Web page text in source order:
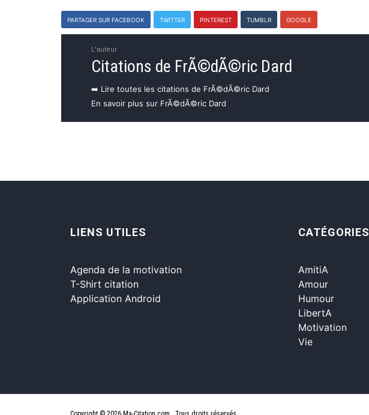
PARTAGER SUR FACEBOOK TWITTER PINTEREST TUMBLR GOOGLE
L'auteur
Citations de FrÃ©dÃ©ric Dard
➡️ Lire toutes les citations de FrÃ©dÃ©ric Dard
En savoir plus sur FrÃ©dÃ©ric Dard
LIENS UTILES
Agenda de la motivation
T-Shirt citation
Application Android
CATÉGORIES
AmitiA
Amour
Humour
LibertA
Motivation
Vie